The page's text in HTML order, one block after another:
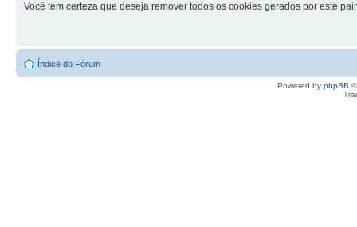
Você tem certeza que deseja remover todos os cookies gerados por este
Índice do Fórum
Powered by phpBB